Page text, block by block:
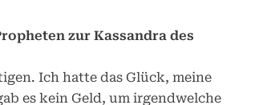
zur Kassandra des
Ich hatte das Glück, meine
es kein Geld, um irgendwelche